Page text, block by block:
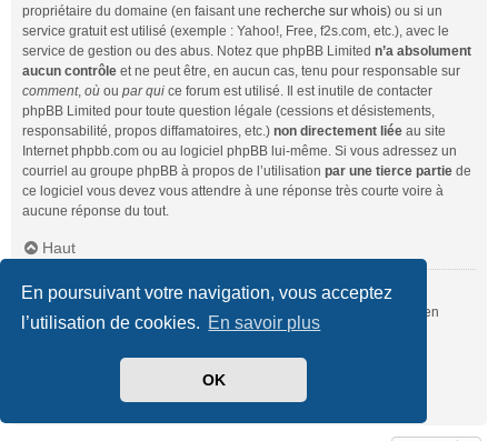
En poursuivant votre navigation, vous acceptez
l’utilisation de cookies. En savoir plus
OK
propriétaire du domaine (en faisant une recherche sur whois) ou si un
service gratuit est utilisé (exemple : Yahoo!, Free, f2s.com, etc.), avec le
service de gestion ou des abus. Notez que phpBB Limited n’a absolument
aucun contrôle et ne peut être, en aucun cas, tenu pour responsable sur
comment, où ou par qui ce forum est utilisé. Il est inutile de contacter
phpBB Limited pour toute question légale (cessions et désistements,
responsabilité, propos diffamatoires, etc.) non directement liée au site
Internet phpbb.com ou au logiciel phpBB lui-même. Si vous adressez un
courriel au groupe phpBB à propos de l’utilisation par une tierce partie de
ce logiciel vous devez vous attendre à une réponse très courte voire à
aucune réponse du tout.
Haut
Comment puis-je contacter un administrateur du forum ?
Pour l’ensemble des utilisateurs du forum, vous pouvez utiliser le lien
« Nous contacter », si ce dernier a été activé par un administrateur.